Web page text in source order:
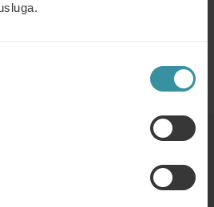
odriče svih garancija, izraženih